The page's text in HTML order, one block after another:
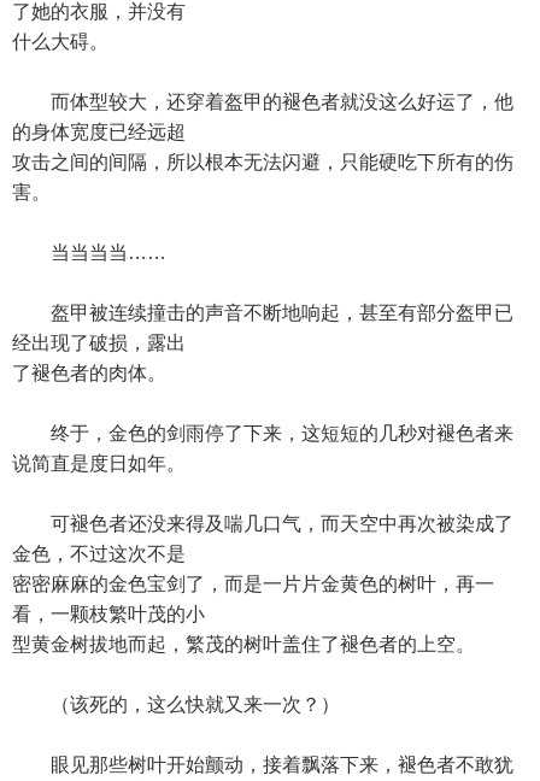
了她的衣服，并没有
什么大碍。
而体型较大，还穿着盔甲的褪色者就没这么好运了，他
的身体宽度已经远超
攻击之间的间隔，所以根本无法闪避，只能硬吃下所有的伤
害。
当当当当……
盔甲被连续撞击的声音不断地响起，甚至有部分盔甲已
经出现了破损，露出
了褪色者的肉体。
终于，金色的剑雨停了下来，这短短的几秒对褪色者来
说简直是度日如年。
可褪色者还没来得及喘几口气，而天空中再次被染成了
金色，不过这次不是
密密麻麻的金色宝剑了，而是一片片金黄色的树叶，再一
看，一颗枝繁叶茂的小
型黄金树拔地而起，繁茂的树叶盖住了褪色者的上空。
（该死的，这么快就又来一次？）
眼见那些树叶开始颤动，接着飘落下来，褪色者不敢犹